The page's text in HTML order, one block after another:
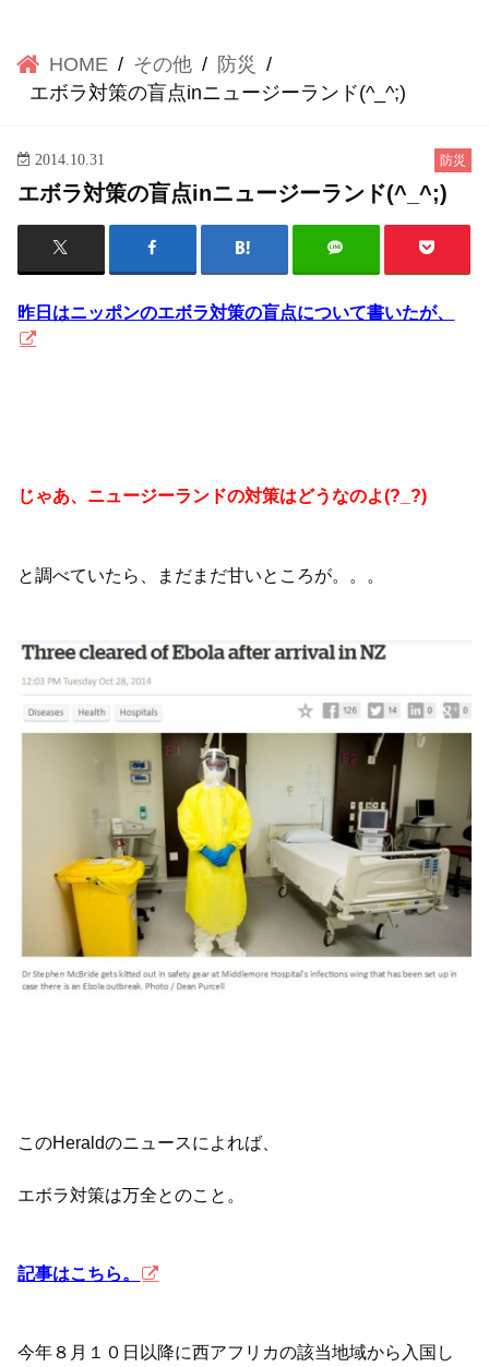
HOME その他
防災
エボラ対策の盲点inニュージーランド(^_^;)
防災
2014.10.31
エボラ対策の盲点inニュージーランド(^_^;)
昨日はニッポンのエボラ対策の盲点について書いたが、
じゃあ、ニュージーランドの対策はどうなのよ(?_?)
と調べていたら、まだまだ甘いところが。。。
このHeraldのニュースによれば、
エボラ対策は万全とのこと。
記事はこちら。
今年８月１０日以降に西アフリカの該当地域から入国し